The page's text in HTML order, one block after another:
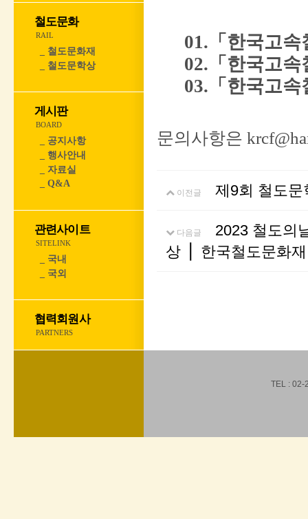
철도문화
RAIL
_ 철도문화재
_ 철도문학상
게시판
BOARD
_ 공지사항
_ 행사안내
_ 자료실
_ Q&A
관련사이트
SITELINK
_ 국내
_ 국외
협력회원사
PARTNERS
01.「한국고
02.「 한국고속
03.「 한국고속
문의사항은
이전글 제9회 철도
다음글
2023 철도의
상 ⎪ 한국철도문화
TEL : 02-